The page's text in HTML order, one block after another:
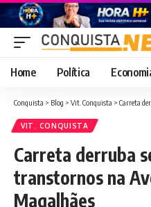
Home Política
Conquista > Blog > Vit. Conquista > Carreta
VIT. CONQUISTA
Carreta derruba
transtornos na
Magalhães